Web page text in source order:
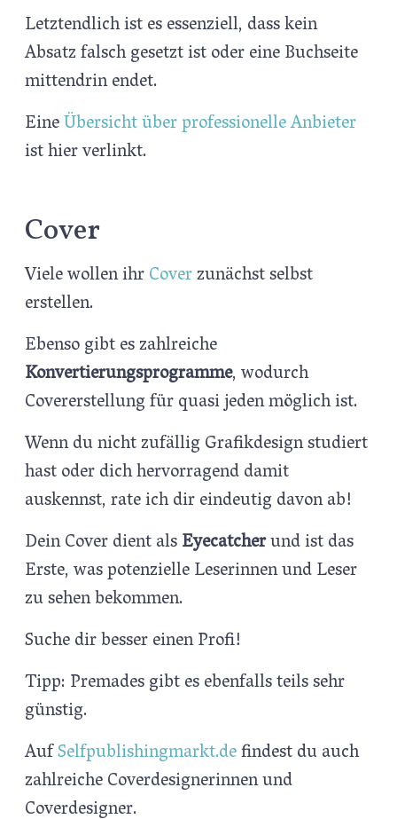
Letztendlich ist es essenziell, dass kein
Absatz falsch gesetzt ist oder eine Buchseite
mittendrin endet.
EineÜbersicht über professionelle Anbieter
ist hier verlinkt.
Cover
Viele wollen ihrCoverzunächst selbst
erstellen.
Ebenso gibt es zahlreiche
Konvertierungsprogramme, wodurch
Covererstellung für quasi jeden möglich ist.
Wenn du nicht zufällig Grafikdesign studiert
hast oder dich hervorragend damit
auskennst, rate ich dir eindeutig davon ab!
Dein Cover dient alsEyecatcherund ist das
Erste, was potenzielle Leserinnen und Leser
zu sehen bekommen.
Suche dir besser einen Profi!
Tipp: Premades gibt es ebenfalls teils sehr
günstig.
AufSelfpublishingmarkt.defindest du auch
zahlreiche Coverdesignerinnen und
Coverdesigner.